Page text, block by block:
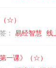
☆）
： 易经智慧 线
一课》（☆）